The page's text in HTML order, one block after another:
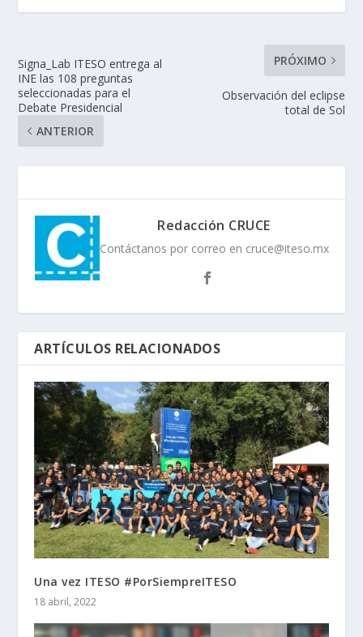
Signa_Lab ITESO entrega al
INE las 108 preguntas
seleccionadas para el
Debate Presidencial
ANTERIOR
PRÓXIMO
Observación del eclipse
total de Sol
Redacción CRUCE
Contáctanos por correo en cruce@iteso.mx
ARTÍCULOS RELACIONADOS
Una vez ITESO #PorSiempreITESO
18 abril, 2022